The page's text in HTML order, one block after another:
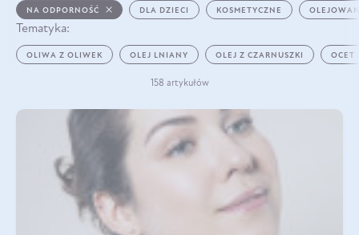
NA ODPORNOŚĆ DLA DZIECI KOSMETYCZNE
Tematyka:
OLIWA Z OLIWEK OLEJ LNIANY OLEJ Z CZARNUSZKI OCET
158 artykułów